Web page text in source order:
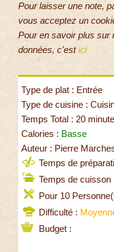
Pour laisser une note,
vous acceptez un
Pour en savoir plus sur
données, c'estici
Type de plat : Entrée
Type de cuisine :
Temps Total : 20
Calories : Basse
Auteur : Pierre
Temps de
Temps de cuisson
Pour 10
Difficulté :
Budget :